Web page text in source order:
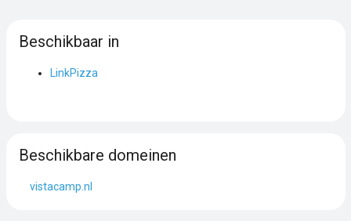
Beschikbaar in
LinkPizza
Beschikbare domeinen
vistacamp.nl